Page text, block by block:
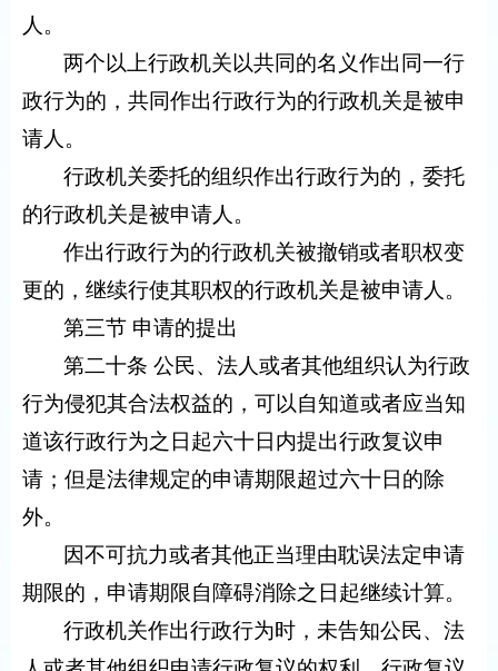
人。
两个以上行政机关以共同的名义作出同一行
政行为的，共同作出行政行为的行政机关是被申
请人。
行政机关委托的组织作出行政行为的，委托
的行政机关是被申请人。
作出行政行为的行政机关被撤销或者职权变
更的，继续行使其职权的行政机关是被申请人。
第三节 申请的提出
第二十条 公民、法人或者其他组织认为行政
行为侵犯其合法权益的，可以自知道或者应当知
道该行政行为之日起六十日内提出行政复议申
请；但是法律规定的申请期限超过六十日的除
外。
因不可抗力或者其他正当理由耽误法定申请
期限的，申请期限自障碍消除之日起继续计算。
行政机关作出行政行为时，未告知公民、法